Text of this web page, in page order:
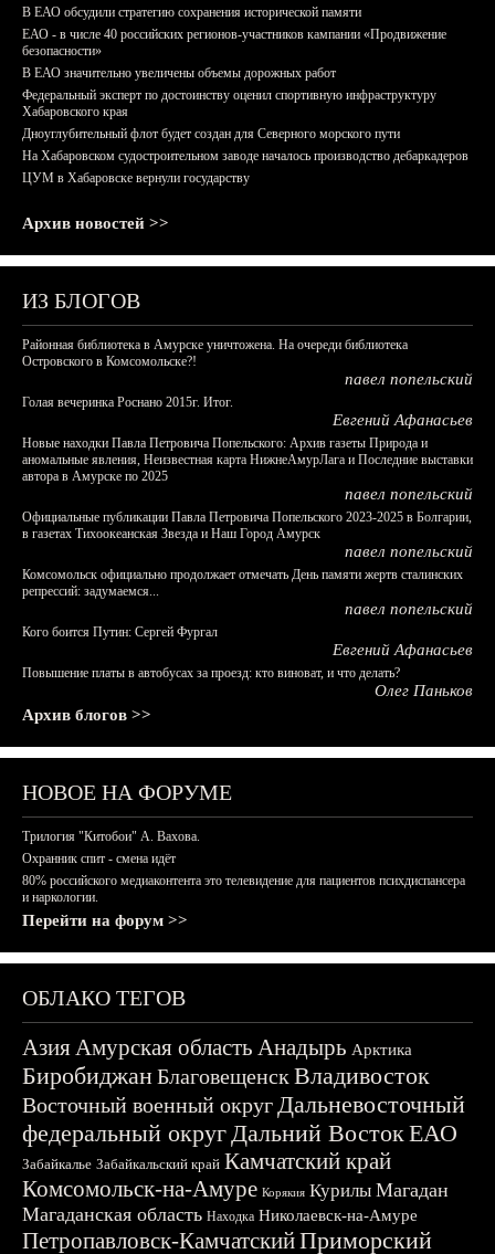
В ЕАО обсудили стратегию сохранения исторической памяти
ЕАО - в числе 40 российских регионов-участников кампании «Продвижение
безопасности»
В ЕАО значительно увеличены объемы дорожных работ
Федеральный эксперт по достоинству оценил спортивную инфраструктуру
Хабаровского края
Дноуглубительный флот будет создан для Северного морского пути
На Хабаровском судостроительном заводе началось производство дебаркадеров
ЦУМ в Хабаровске вернули государству
Архив новостей >>
ИЗ БЛОГОВ
Районная библиотека в Амурске уничтожена. На очереди библиотека
Островского в Комсомольске?!
павел попельский
Голая вечеринка Роснано 2015г. Итог.
Евгений Афанасьев
Новые находки Павла Петровича Попельского: Архив газеты Природа и
аномальные явления, Неизвестная карта НижнеАмурЛага и Последние выставки
автора в Амурске по 2025
павел попельский
Официальные публикации Павла Петровича Попельского 2023-2025 в Болгарии,
в газетах Тихоокеанская Звезда и Наш Город Амурск
павел попельский
Комсомольск официально продолжает отмечать День памяти жертв сталинских
репрессий: задумаемся...
павел попельский
Кого боится Путин: Сергей Фургал
Евгений Афанасьев
Повышение платы в автобусах за проезд: кто виноват, и что делать?
Олег Паньков
Архив блогов >>
НОВОЕ НА ФОРУМЕ
Трилогия "Китобои" А. Вахова.
Охранник спит - смена идёт
80% российского медиаконтента это телевидение для пациентов психдиспансера
и наркологии.
Перейти на форум >>
ОБЛАКО ТЕГОВ
АзияАмурская область Анадырь Арктика
БиробиджанБлаговещенскВладивосток
Восточный военный округДальневосточный
федеральный округДальний ВостокЕАО
Забайкалье Забайкальский край Камчатский край
Комсомольск-на-Амуре Корякия Курилы Магадан
Магаданская область Находка Николаевск-на-Амуре
Петропавловск-КамчатскийПриморский